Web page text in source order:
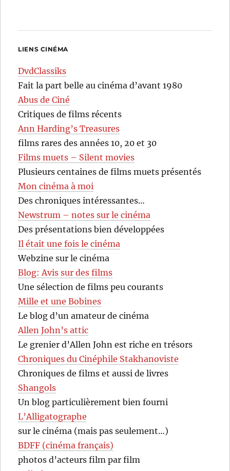
LIENS CINÉMA
DvdClassiks
Fait la part belle au cinéma d’avant 1980
Abus de Ciné
Critiques de films récents
Ann Harding’s Treasures
films rares des années 10, 20 et 30
Films muets – Silent movies
Plusieurs centaines de films muets présentés
Mon cinéma à moi
Des chroniques intéressantes…
Newstrum – notes sur le cinéma
Des présentations bien développées
Il était une fois le cinéma
Webzine sur le cinéma
Blog: Avis sur des films
Une sélection de films peu courants
Mille et une Bobines
Le blog d’un amateur de cinéma
Allen John’s attic
Le grenier d’Allen John est riche en trésors
Chroniques du Cinéphile Stakhanoviste
Chroniques de films et aussi de livres
Shangols
Un blog particulièrement bien fourni
L’Alligatographe
sur le cinéma (mais pas seulement…)
BDFF (cinéma français)
photos d’acteurs film par film